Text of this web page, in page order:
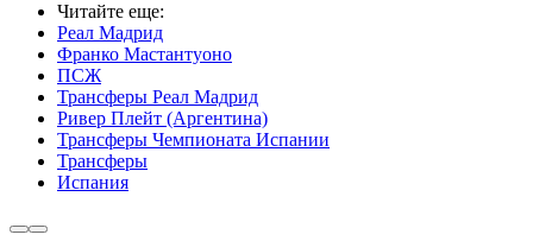
Читайте еще:
Реал Мадрид
Франко Мастантуоно
ПСЖ
Трансферы Реал Мадрид
Ривер Плейт (Аргентина)
Трансферы Чемпионата Испании
Трансферы
Испания